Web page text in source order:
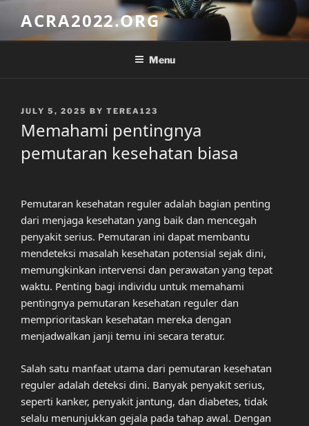
content
ACRA2022.ORG
Menu
POSTED
JULY 5, 2025 BY TEREA123
Memahami pentingnya
pemutaran kesehatan biasa
Pemutaran kesehatan reguler adalah bagian penting
dari menjaga kesehatan yang baik dan mencegah
penyakit serius. Pemutaran ini dapat membantu
mendeteksi masalah kesehatan potensial sejak dini,
memungkinkan intervensi dan perawatan yang tepat
waktu. Penting bagi individu untuk memahami
pentingnya pemutaran kesehatan reguler dan
memprioritaskan kesehatan mereka dengan
menjadwalkan janji temu ini secara teratur.
Salah satu manfaat utama dari pemutaran kesehatan
reguler adalah deteksi dini. Banyak penyakit serius,
seperti kanker, penyakit jantung, dan diabetes, tidak
selalu menunjukkan gejala pada tahap awal. Dengan